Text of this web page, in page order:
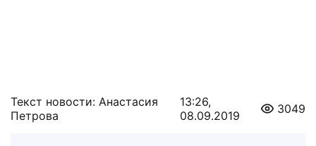
Текст новости: Анастасия
Петрова
13:26,
08.09.2019
3049